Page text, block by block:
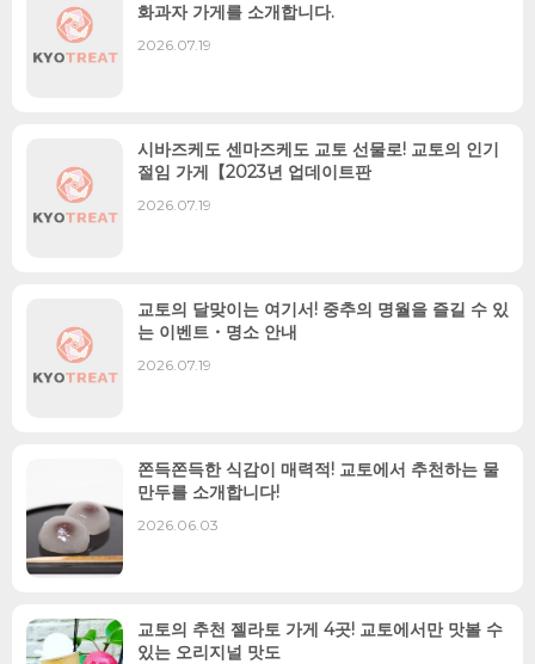
화과자 가게를 소개합니다.
2026.07.19
시바즈케도 센마즈케도 교토 선물로! 교토의 인기
절임 가게【2023년 업데이트판
2026.07.19
교토의 달맞이는 여기서! 중추의 명월을 즐길 수 있
는 이벤트・명소 안내
2026.07.19
쫀득쫀득한 식감이 매력적! 교토에서 추천하는 물
만두를 소개합니다!
2026.06.03
교토의 추천 젤라토 가게 4곳! 교토에서만 맛볼 수
있는 오리지널 맛도